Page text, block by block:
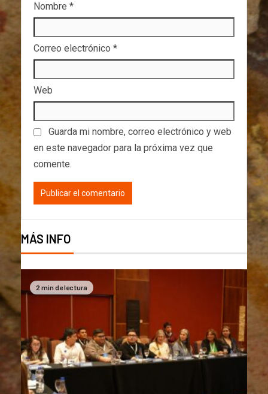
Nombre *
Correo electrónico *
Web
Guarda mi nombre, correo electrónico y web
en este navegador para la próxima vez que
comente.
MÁS INFO
2 min de lectura